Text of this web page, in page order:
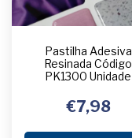
Pastilha Adesiva
Resinada Código
PK1300 Unidade
€7,98